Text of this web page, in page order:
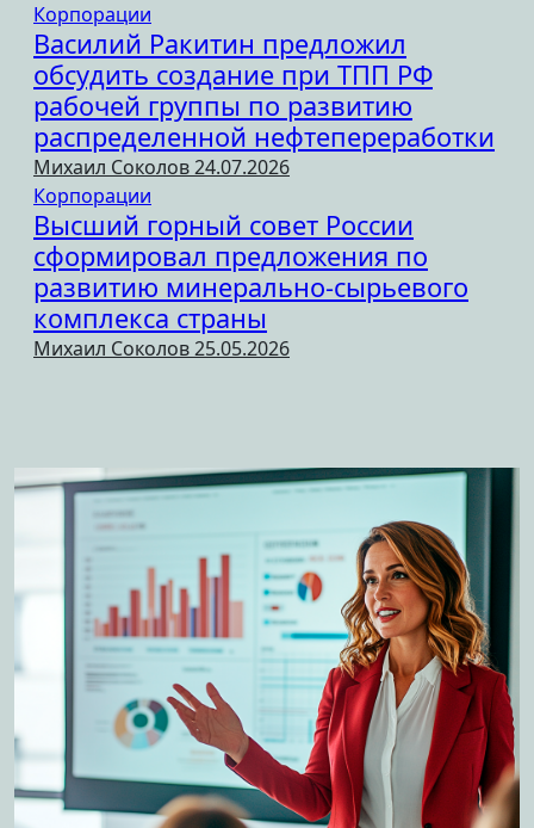
Корпорации
Василий Ракитин предложил
обсудить создание при ТПП РФ
рабочей группы по развитию
распределенной нефтепереработки
Михаил Соколов24.07.2026
Корпорации
Высший горный совет России
сформировал предложения по
развитию минерально-сырьевого
комплекса страны
Михаил Соколов25.05.2026